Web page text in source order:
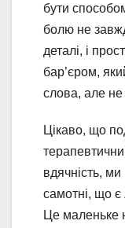
бути
болю не
деталі, і
бар’єром,
слова, але не
Цікаво, що
вдячність,
самотні, що є
Це маленьке